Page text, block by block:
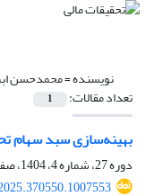
نویسنده =محمدحسن
تعداد مقالات: 1
بهینه‌‌سازی سبد سهام
دوره 27، شماره 4، 1404، صفحه